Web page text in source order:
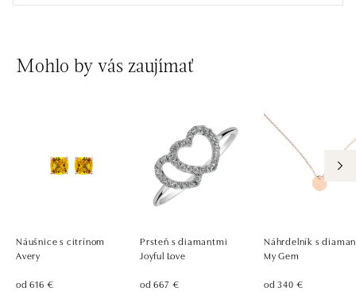
tel.: +420730524389
Mohlo by vás zaujímať
Náušnice s citrínom
Avery
od 616 €
Prsteň s diamantmi
Joyful Love
od 667 €
Náhrdelník s
My Gem
od 340 €